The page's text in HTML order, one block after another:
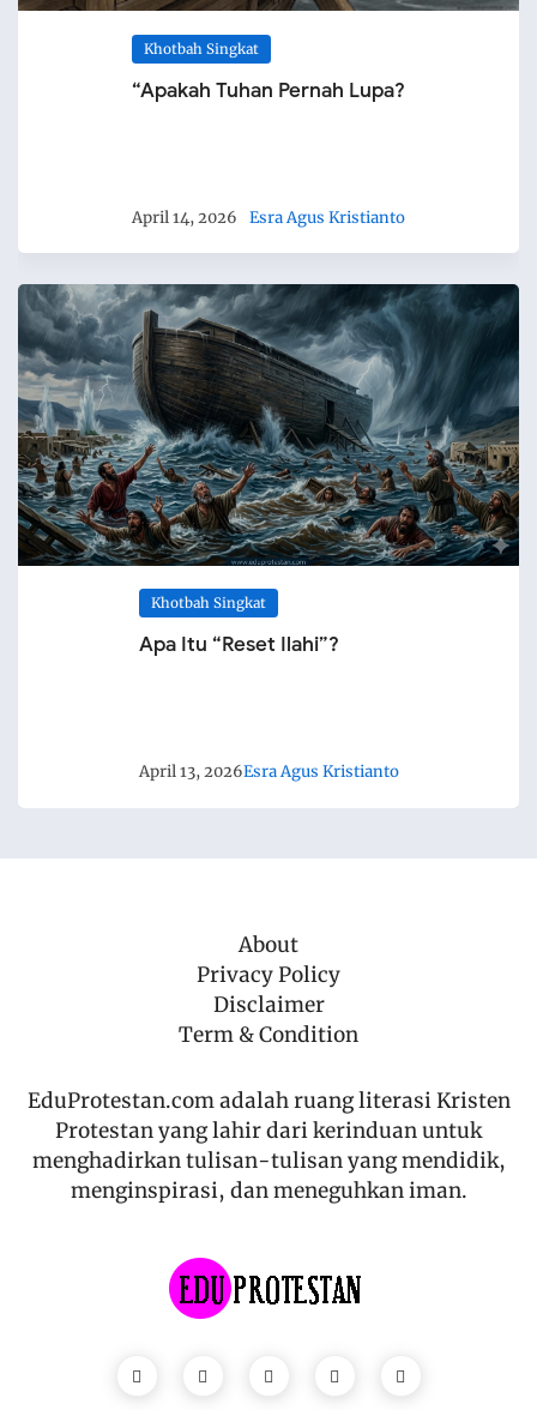
Khotbah Singkat
“Apakah Tuhan Pernah Lupa?
April 14, 2026 Esra Agus Kristianto
Khotbah Singkat
Apa Itu “Reset Ilahi”?
April 13, 2026Esra Agus Kristianto
About
Privacy Policy
Disclaimer
Term & Condition
EduProtestan.com adalah ruang literasi Kristen
Protestan yang lahir dari kerinduan untuk
menghadirkan tulisan-tulisan yang mendidik,
menginspirasi, dan meneguhkan iman.